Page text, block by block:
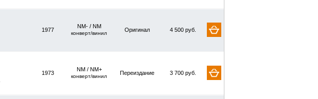
1977
NM- / NM
конверт/винил
Оригинал 4 500 руб.
1973
NM / NM+
конверт/винил
Переиздание 3 700 руб.